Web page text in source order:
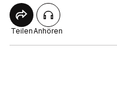
TeilenAnhören